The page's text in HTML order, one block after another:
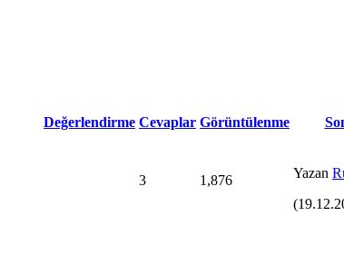
Değerlendirme Cevaplar Görüntülenme
3 1,876 Yazan